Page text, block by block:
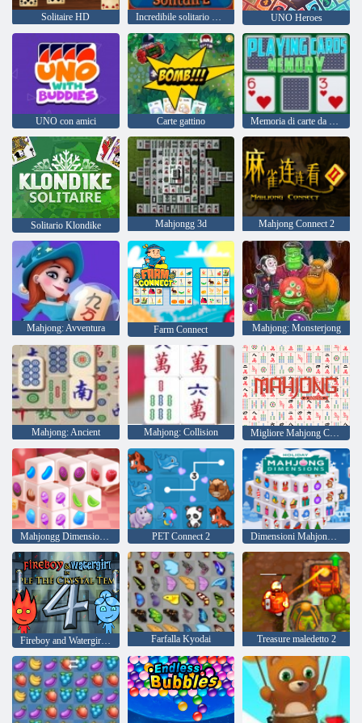
Solitaire HD Incredibile solitario Klondike UNO Heroes
UNO con amici Carte gattino Memoria di carte da gioco
Solitario Klondike Mahjongg 3d Mahjong Connect 2
Mahjong: Avventura Farm Connect Mahjong: Monsterjong
Mahjong: Ancient Mahjong: Collision Migliore Mahjong Classico
Mahjongg Dimensions Candy PET Connect 2 Dimensioni Mahjong di vacanza
Farfalla Kyodai Treasure maledetto 2